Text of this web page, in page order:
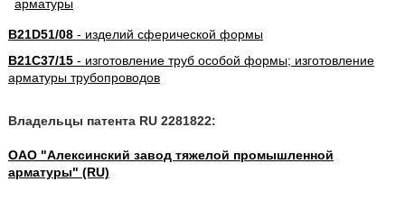
B21D51/08- изделий сферической формы
B21C37/15- изготовление труб особой формы; изготовление
арматуры трубопроводов
Владельцы патента RU 2281822:
ОАО "Алексинский завод тяжелой промышленной
арматуры" (RU)